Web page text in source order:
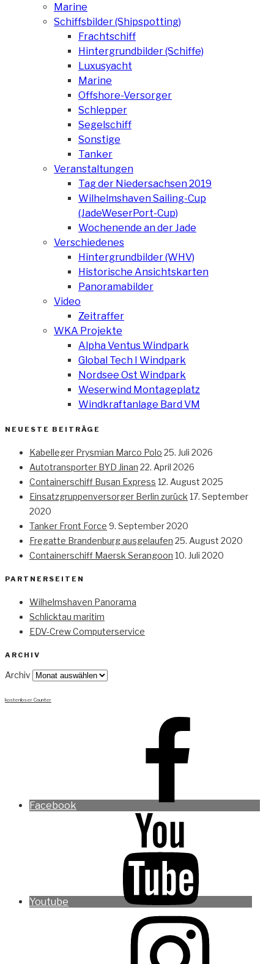
Marine
Schiffsbilder (Shipspotting)
Frachtschiff
Hintergrundbilder (Schiffe)
Luxusyacht
Marine
Offshore-Versorger
Schlepper
Segelschiff
Sonstige
Tanker
Veranstaltungen
Tag der Niedersachsen 2019
Wilhelmshaven Sailing-Cup
(JadeWeserPort-Cup)
Wochenende an der Jade
Verschiedenes
Hintergrundbilder (WHV)
Historische Ansichtskarten
Panoramabilder
Video
Zeitraffer
WKA Projekte
Alpha Ventus Windpark
Global Tech I Windpark
Nordsee Ost Windpark
Weserwind Montageplatz
Windkraftanlage Bard VM
NEUESTE BEITRÄGE
Kabelleger Prysmian Marco Polo 25. Juli 2026
Autotransporter BYD Jinan 22. April 2026
Containerschiff Busan Express 12. August 2025
Einsatzgruppenversorger Berlin zurück 17. September
2020
Tanker Front Force 9. September 2020
Fregatte Brandenburg ausgelaufen 25. August 2020
Containerschiff Maersk Serangoon 10. Juli 2020
PARTNERSEITEN
Wilhelmshaven Panorama
Schlicktau maritim
EDV-Crew Computerservice
ARCHIV
Archiv
kostenloser Counter
Facebook
Youtube